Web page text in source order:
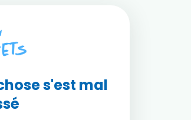
s'est mal